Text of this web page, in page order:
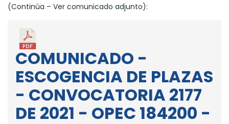
(Continúa – Ver comunicado adjunto):
COMUNICADO -
ESCOGENCIA DE PLAZAS
- CONVOCATORIA 2177
DE 2021 - OPEC 184200 -